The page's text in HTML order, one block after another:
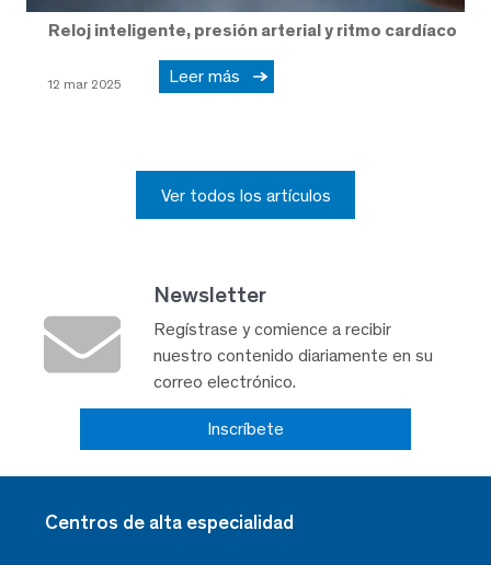
Reloj inteligente, presión arterial y ritmo cardíaco
12 mar 2025 Leer más
Ver todos los artículos
Newsletter
Regístrase y comience a recibir
nuestro contenido diariamente en su
correo electrónico.
Inscríbete
Centros de alta especialidad